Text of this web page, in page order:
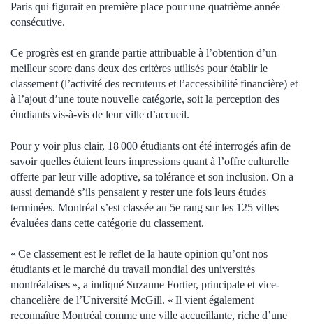
Paris qui figurait en première place pour une quatrième année
consécutive.
Ce progrès est en grande partie attribuable à l’obtention d’un
meilleur score dans deux des critères utilisés pour établir le
classement (l’activité des recruteurs et l’accessibilité financière) et
à l’ajout d’une toute nouvelle catégorie, soit la perception des
étudiants vis-à-vis de leur ville d’accueil.
Pour y voir plus clair, 18 000 étudiants ont été interrogés afin de
savoir quelles étaient leurs impressions quant à l’offre culturelle
offerte par leur ville adoptive, sa tolérance et son inclusion. On a
aussi demandé s’ils pensaient y rester une fois leurs études
terminées. Montréal s’est classée au 5e rang sur les 125 villes
évaluées dans cette catégorie du classement.
« Ce classement est le reflet de la haute opinion qu’ont nos
étudiants et le marché du travail mondial des universités
montréalaises », a indiqué Suzanne Fortier, principale et vice-
chancelière de l’Université McGill. « Il vient également
reconnaître Montréal comme une ville accueillante, riche d’une